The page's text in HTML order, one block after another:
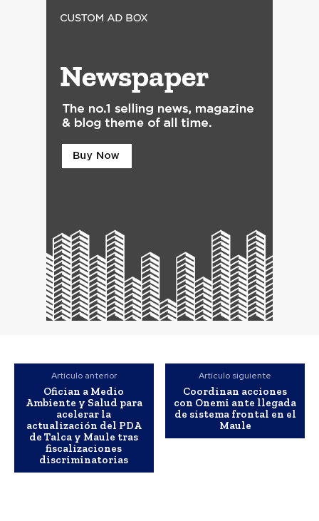
Artículo anterior
Ofician a Medio
Ambiente y Salud para
acelerar la
actualización del PDA
de Talca y Maule tras
fiscalizaciones
discriminatorias
Artículo siguiente
Coordinan acciones
con Onemi ante llegada
de sistema frontal en el
Maule